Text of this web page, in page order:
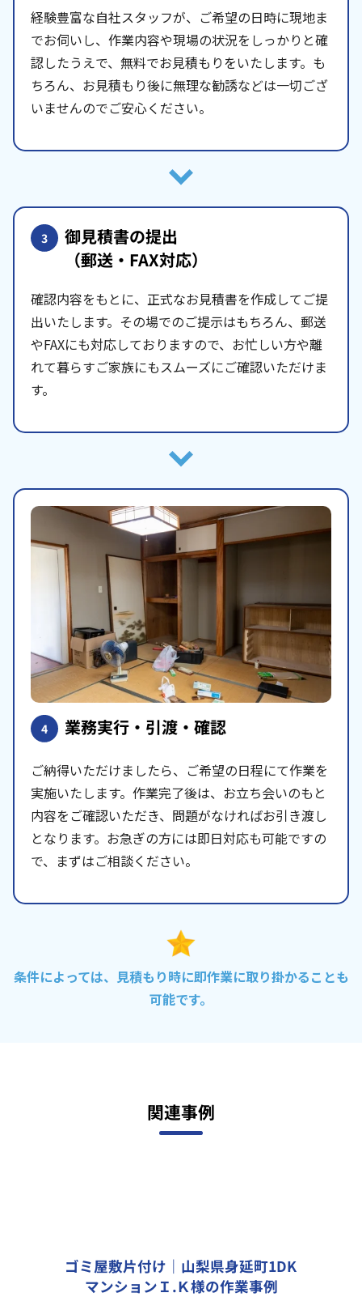
経験豊富な自社スタッフが、ご希望の日時に現地ま
でお伺いし、作業内容や現場の状況をしっかりと確
認したうえで、無料でお見積もりをいたします。も
ちろん、お見積もり後に無理な勧誘などは一切ござ
いませんのでご安心ください。
3 御見積書の提出
（郵送・FAX対応）
確認内容をもとに、正式なお見積書を作成してご提
出いたします。その場でのご提示はもちろん、郵送
やFAXにも対応しておりますので、お忙しい方や離
れて暮らすご家族にもスムーズにご確認いただけま
す。
4 業務実行・引渡・確認
ご納得いただけましたら、ご希望の日程にて作業を
実施いたします。作業完了後は、お立ち会いのもと
内容をご確認いただき、問題がなければお引き渡し
となります。お急ぎの方には即日対応も可能ですの
で、まずはご相談ください。
条件によっては、見積もり時に即作業に取り掛かることも
可能です。
関連事例
ゴミ屋敷片付け｜山梨県身延町1DK
マンションＩ.Ｋ様の作業事例